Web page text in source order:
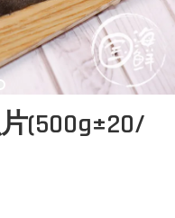
(500g±20/